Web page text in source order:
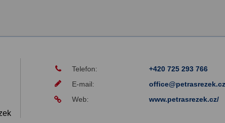
Telefon:
+420 725 293 766
E-mail:
office@petrasrezek.cz
Web:
www.petrasrezek.cz/